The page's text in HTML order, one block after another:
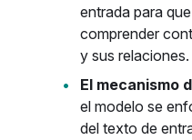
entrada para
comprender
y sus relaciones.
El mecanismo
el modelo se
del texto de